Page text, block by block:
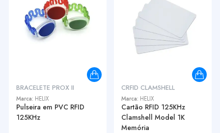
BRACELETE PROX II
Marca: HELIX
Pulseira em PVC RFID
125KHz
CRFID CLAMSHELL
Marca: HELIX
Cartão RFID 125KHz
Clamshell Model 1K
Memória